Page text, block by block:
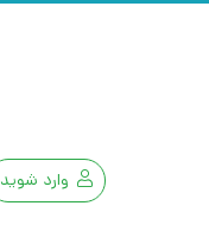
وارد شوید